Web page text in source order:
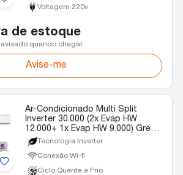
Voltagem 220v
de estoque
quando chegar
Avise-me
Ar-Condicionado Multi Split
Inverter 30.000 (2x Evap HW
12.000+ 1x Evap HW 9.000) Gree
Quente/Frio R-32 220v
Tecnologia Inverter
Conexão Wi-fi
Ciclo Quente e Frio